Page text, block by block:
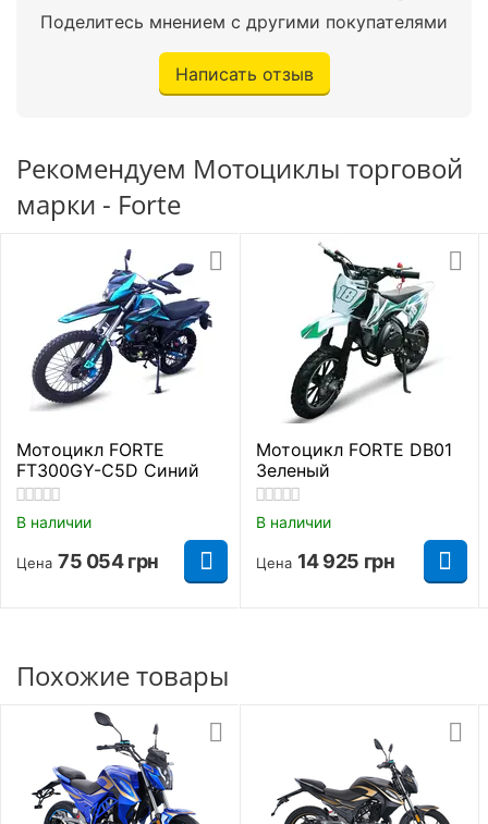
Передние тормоза Дисковые
Размеры передних
шин
Размеры задних шин
Тип резины Безкамерная шина
Диаметр дисков 10 дюймов
Габаритные размеры
Полная высота 850 мм.
Основные параметры
Модель
Аварийное
Поделитесь мнением с другими покупателями
Написать отзыв
Рекомендуем Мотоциклы торговой
марки - Forte
Мотоцикл FORTE
FT300GY-C5D Синий
В наличии
Цена 75 054 грн
Мотоцикл FORTE DB01
Зеленый
В наличии
Цена 14 925 грн
Похожие товары